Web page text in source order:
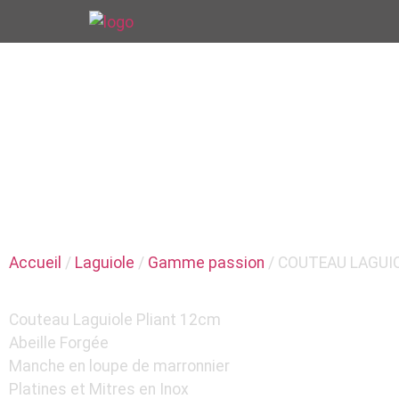
Accueil / Laguiole / Gamme passion / COUTEAU
Couteau Laguiole Pliant 12cm
Abeille Forgée
Manche en loupe de marronnier
Platines et Mitres en Inox